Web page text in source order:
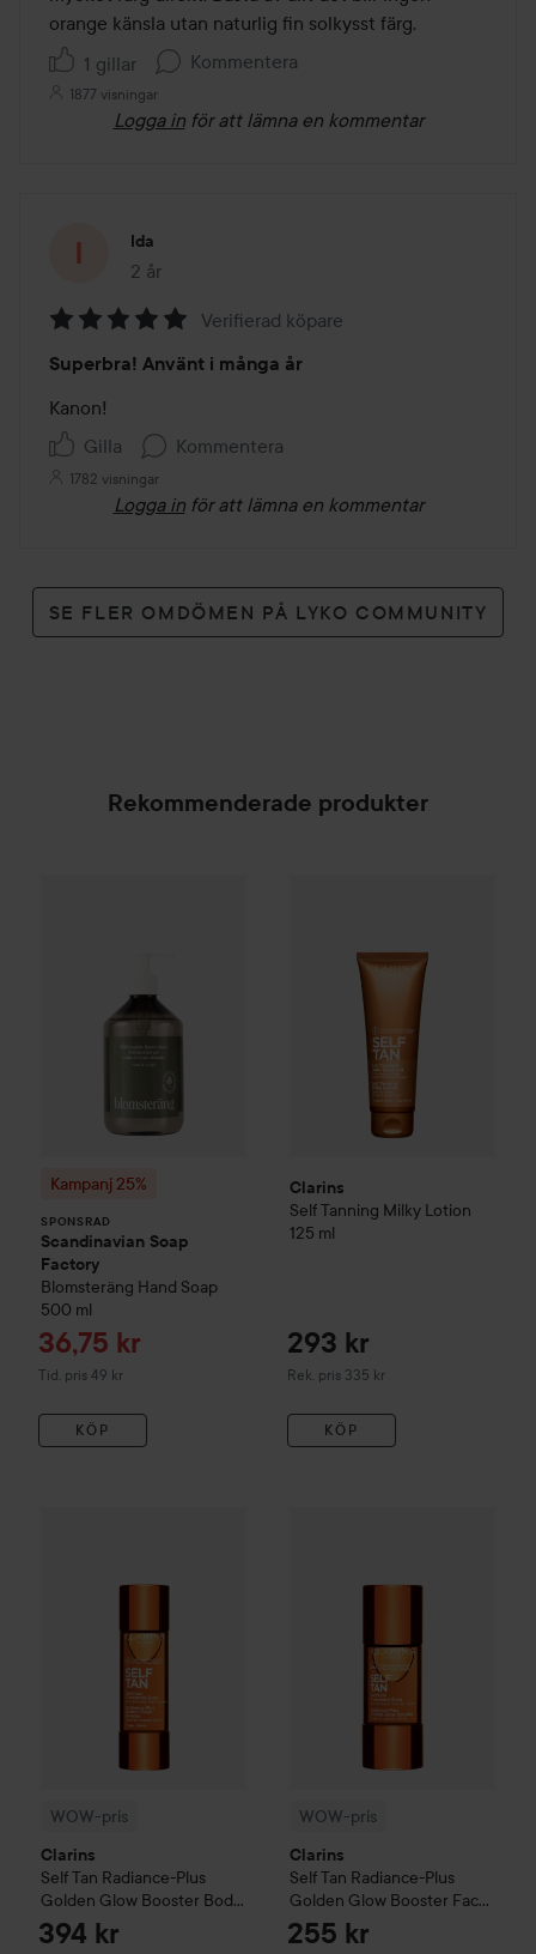
orange känsla utan naturlig fin solkysst färg.
1 gillar
Kommentera
1877 visningar
Logga in för att lämna en kommentar
Ida
2 år
Inlägget skapades 2 år
5
av
5
Verifierad köpare
Superbra! Använt i många år
Kanon!
Gilla
Kommentera
1782 visningar
Logga in för att lämna en kommentar
SE FLER OMDÖMEN PÅ LYKO COMMUNITY
Rekommenderade produkter
Kampanj 25%
SPONSRAD
Scandinavian Soap
Factory
Blomsteräng Hand Soap
500 ml
Reapris
36,75 kr
Tid. pris 49 kr
Tidigare pris 49 kr
KÖP
Clarins
Self Tanning Milky Lotion
125 ml
293 kr
Rek. pris 335 kr
Rekommenderat pris 335 kr
KÖP
WOW-pris
Clarins
Self Tan Radiance-Plus
Golden Glow Booster Body
30 ml
394 kr
WOW-pris
Clarins
Self Tan Radiance-Plus
Golden Glow Booster Face
15 ml
255 kr